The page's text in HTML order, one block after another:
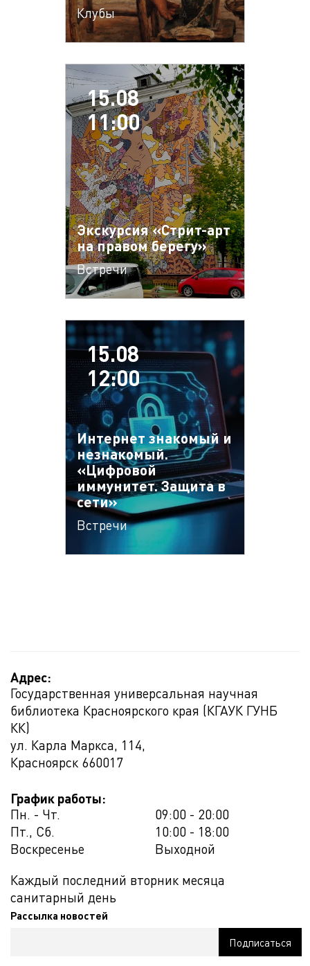
Клубы
15.08
11:00
Экскурсия «Стрит-арт
на правом берегу»
Встречи
15.08
12:00
Интернет знакомый и
незнакомый.
«Цифровой
иммунитет. Защита в
сети»
Встречи
Адрес:
Государственная универсальная научная
библиотека Красноярского края (КГАУК ГУНБ
КК)
ул. Карла Маркса, 114,
Красноярск 660017
График работы:
Пн. - Чт.
09:00 - 20:00
Пт., Сб.
10:00 - 18:00
Воскресенье
Выходной
Каждый последний вторник месяца
санитарный день
Рассылка новостей